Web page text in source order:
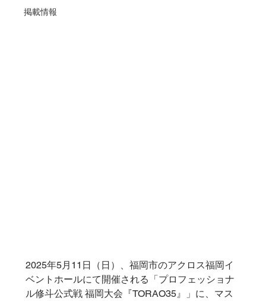
掲載情報
2025年5月11日（日）、福岡市のアクロス福岡イ
ベントホールにて開催される「プロフェッショナ
ル修斗公式戦 福岡大会『TORAO35』」に、マス